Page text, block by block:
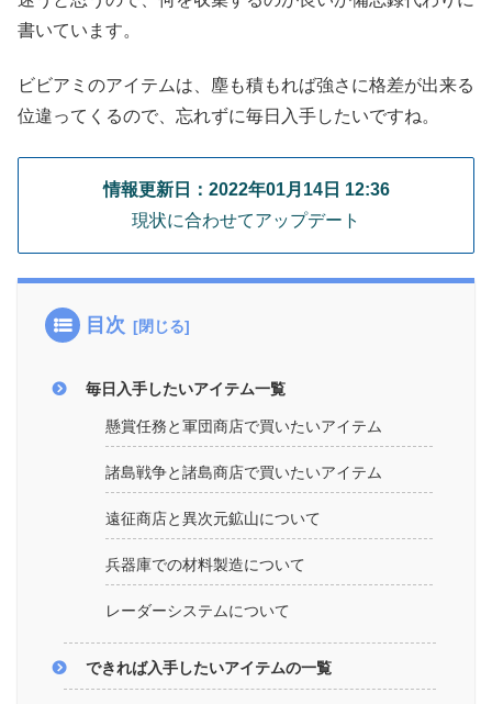
書いています。
ビビアミのアイテムは、塵も積もれば強さに格差が出来る
位違ってくるので、忘れずに毎日入手したいですね。
情報更新日：2022年01月14日 12:36
現状に合わせてアップデート
目次
毎日入手したいアイテム一覧
懸賞任務と軍団商店で買いたいアイテム
諸島戦争と諸島商店で買いたいアイテム
遠征商店と異次元鉱山について
兵器庫での材料製造について
レーダーシステムについて
できれば入手したいアイテムの一覧